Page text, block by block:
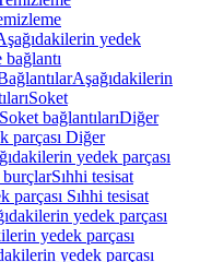
yedek
bağlantı
Aşağıdakilerin
Soket
bağlantılarıDiğer
parçası Diğer
yedek parçası
burçlarSıhhi tesisat
parçası Sıhhi tesisat
yedek parçası
yedek parçası
yedek parçası